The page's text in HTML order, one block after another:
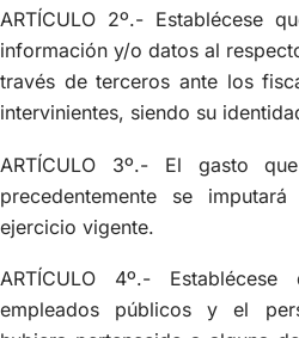
ARTÍCULO 2º.- Establécese
información y/o datos al
través de terceros ante los
intervinientes, siendo su
ARTÍCULO 3º.- El gasto
precedentemente se
ejercicio vigente.
ARTÍCULO 4º.-
empleados públicos y el